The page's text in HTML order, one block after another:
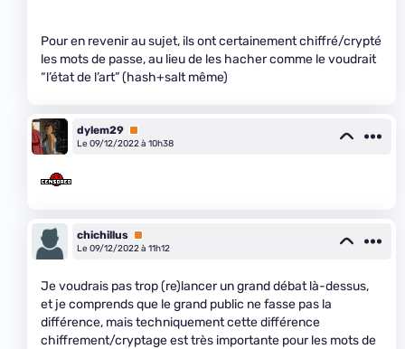
Pour en revenir au sujet, ils ont certainement chiffré/crypté
les mots de passe, au lieu de les hacher comme le voudrait
“l’état de l’art” (hash+salt même)
dylem29 Premium
Le 09/12/2022 à 10h38
chichillus Premium
Le 09/12/2022 à 11h12
Je voudrais pas trop (re)lancer un grand débat là-dessus,
et je comprends que le grand public ne fasse pas la
différence, mais techniquement cette différence
chiffrement/cryptage est très importante pour les mots de